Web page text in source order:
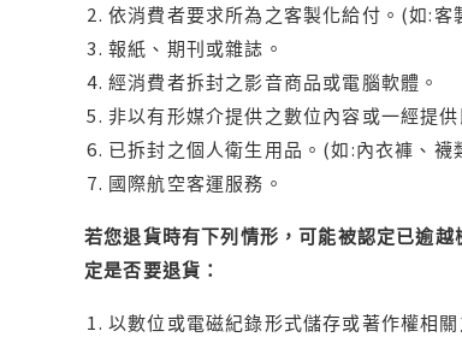
依消費者要求所為之客製化給付。(如:客
報紙、期刊或雜誌。
經消費者拆封之影音商品或電腦軟體。
非以有形媒介提供之數位內容或一經提
已拆封之個人衛生用品。(如:內衣褲、
國際航空客運服務。
若您退貨時有下列情形，可能被認定已逾
定是否要退貨：
以數位或電磁紀錄形式儲存或著作權相